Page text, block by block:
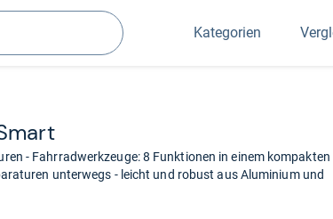
Suchen
Kategorien
- Fahrradwerkzeuge: 8 Funktionen in einem kompakten
unterwegs - leicht und robust aus Aluminium und